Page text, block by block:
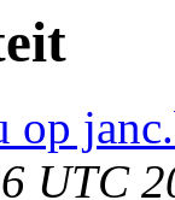
op
UTC